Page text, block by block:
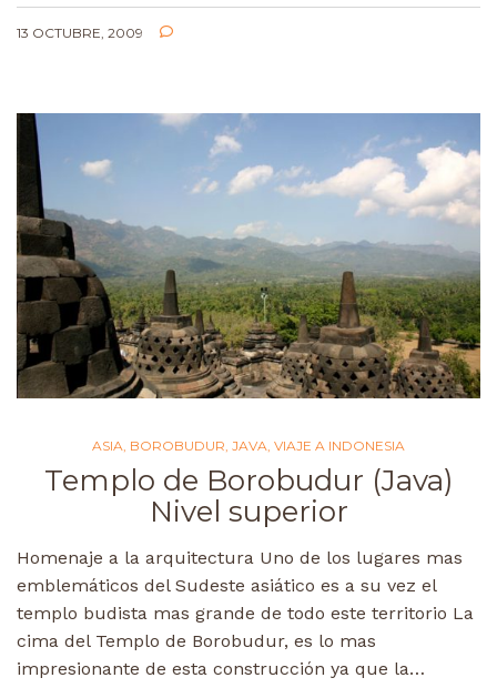
13 OCTUBRE, 2009
ASIA BOROBUDUR JAVA VIAJE A INDONESIA
Templo de Borobudur (Java)
Nivel superior
Homenaje a la arquitectura Uno de los lugares mas
emblemáticos del Sudeste asiático es a su vez el
templo budista mas grande de todo este territorio La
cima del Templo de Borobudur, es lo mas
impresionante de esta construcción ya que la…